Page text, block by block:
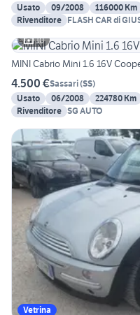
Usato
09/2008 116000 Km
Rivenditore FLASH CAR di
10
MINI Cabrio Mini 1.6 16V
4.500 €Sassari(SS)
Usato
06/2008 224780 Km
Rivenditore SG AUTO
Vetrina